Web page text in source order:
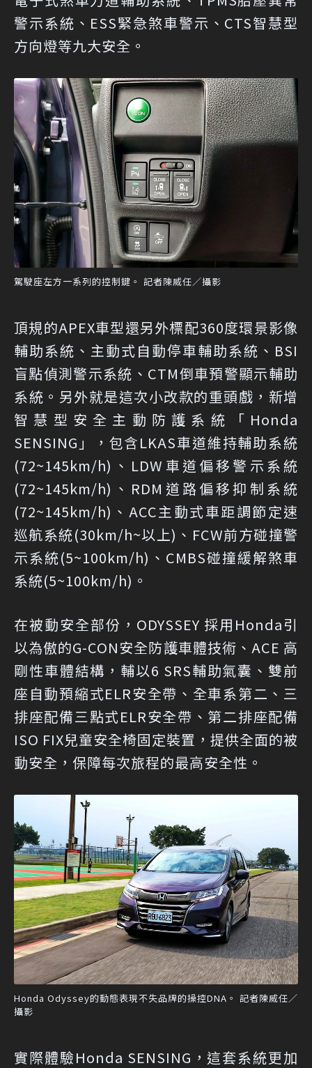
警示系統、ESS緊急煞車警示、CTS智慧型
方向燈等九大安全。
駕駛座左方一系列的控制鍵。 記者陳威任／攝影
頂規的APEX車型還另外標配360度環景影像
輔助系統、主動式自動停車輔助系統、BSI
盲點偵測警示系統、CTM倒車預警顯示輔助
系統。另外就是這次小改款的重頭戲，新增
智慧型安全主動防護系統「Honda
SENSING」，包含LKAS車道維持輔助系統
(72~145km/h)、LDW車道偏移警示系統
(72~145km/h)、RDM道路偏移抑制系統
(72~145km/h)、ACC主動式車距調節定速
巡航系統(30km/h~以上)、FCW前方碰撞警
示系統(5~100km/h)、CMBS碰撞緩解煞車
系統(5~100km/h)。
在被動安全部份，ODYSSEY 採用Honda引
以為傲的G-CON安全防護車體技術、ACE 高
剛性車體結構，輔以6 SRS輔助氣囊、雙前
座自動預縮式ELR安全帶、全車系第二、三
排座配備三點式ELR安全帶、第二排座配備
ISO FIX兒童安全椅固定裝置，提供全面的被
動安全，保障每次旅程的最高安全性。
Honda Odyssey的動態表現不失品牌的操控DNA。 記者陳威任／
攝影
實際體驗Honda SENSING，這套系統更加